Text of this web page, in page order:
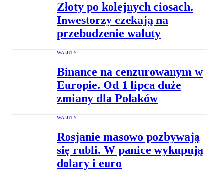
Złoty po kolejnych ciosach.
Inwestorzy czekają na
przebudzenie waluty
WALUTY
Binance na cenzurowanym w
Europie. Od 1 lipca duże
zmiany dla Polaków
WALUTY
Rosjanie masowo pozbywają
się rubli. W panice wykupują
dolary i euro